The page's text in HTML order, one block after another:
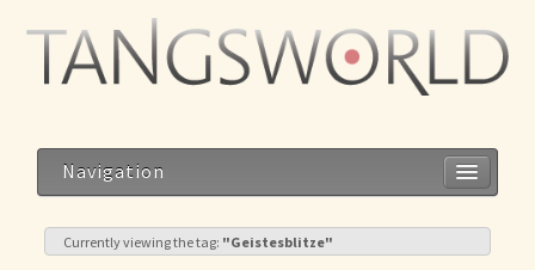
Navigation
Currently viewing the tag: "Geistesblitze"